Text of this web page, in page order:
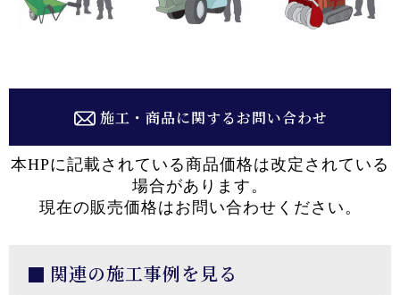
施工・商品に関するお問い合わせ
本HPに記載されている商品価格は改定されている
場合があります。
現在の販売価格はお問い合わせください。
関連の施工事例を見る